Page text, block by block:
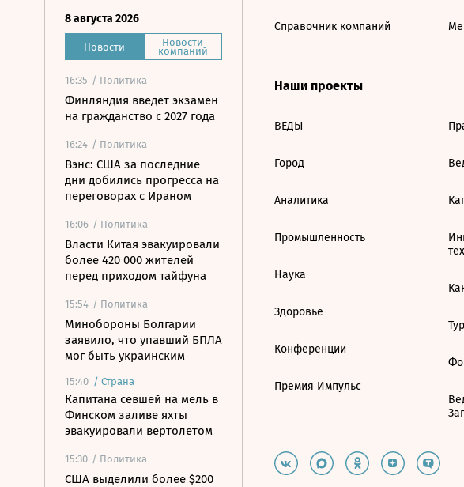
8 августа 2026
Новости Новости
компаний
16:35 / Политика
Финляндия введет экзамен
на гражданство с 2027 года
16:24 / Политика
Вэнс: США за последние
дни добились прогресса на
переговорах с Ираном
16:06 / Политика
Власти Китая эвакуировали
более 420 000 жителей
перед приходом тайфуна
15:54 / Политика
Минобороны Болгарии
заявило, что упавший БПЛА
мог быть украинским
15:40 / Страна
Капитана севшей на мель в
Финском заливе яхты
эвакуировали вертолетом
15:30 / Политика
США выделили более $200
Справочник компаний
Наши проекты
ВЕДЫ
Город
Аналитика
Промышленность
Наука
Здоровье
Конференции
Премия Импульс